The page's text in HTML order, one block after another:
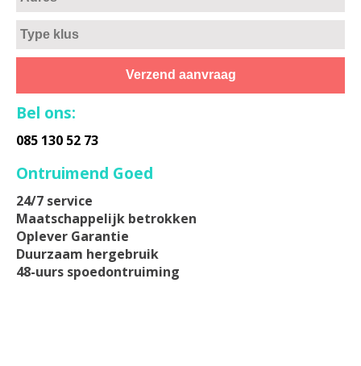
Bel ons:
085 130 52 73
Ontruimend Goed
24/7 service
Maatschappelijk betrokken
Oplever Garantie
Duurzaam hergebruik
48-uurs spoedontruiming